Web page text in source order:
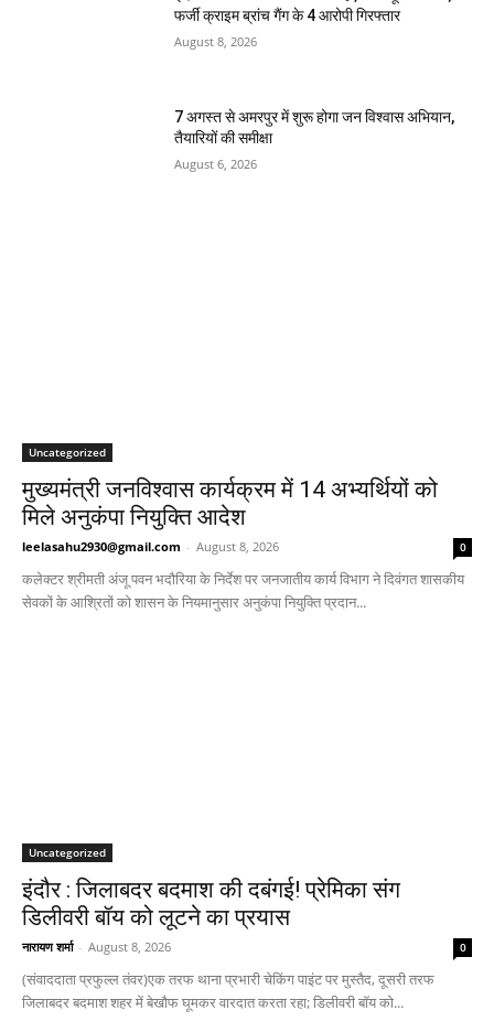
फर्जी क्राइम ब्रांच गैंग के 4 आरोपी गिरफ्तार
August 8, 2026
7 अगस्त से अमरपुर में शुरू होगा जन विश्वास अभियान,
तैयारियों की समीक्षा
August 6, 2026
Uncategorized
मुख्यमंत्री जनविश्वास कार्यक्रम में 14 अभ्यर्थियों को
मिले अनुकंपा नियुक्ति आदेश
leelasahu2930@gmail.com - August 8, 2026 0
कलेक्टर श्रीमती अंजू पवन भदौरिया के निर्देश पर जनजातीय कार्य विभाग ने दिवंगत शासकीय
सेवकों के आश्रितों को शासन के नियमानुसार अनुकंपा नियुक्ति प्रदान...
Uncategorized
इंदौर : जिलाबदर बदमाश की दबंगई! प्रेमिका संग
डिलीवरी बॉय को लूटने का प्रयास
नारायण शर्मा - August 8, 2026 0
(संवाददाता प्रफुल्ल तंवर)एक तरफ थाना प्रभारी चेकिंग पाइंट पर मुस्तैद, दूसरी तरफ
जिलाबदर बदमाश शहर में बेखौफ घूमकर वारदात करता रहा; डिलीवरी बॉय को...